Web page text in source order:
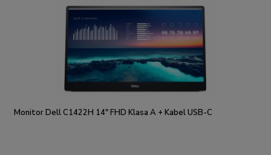
Monitor Dell C1422H 14" FHD Klasa A + Kabel USB-C